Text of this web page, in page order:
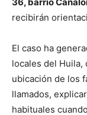
recibirán
El caso ha
locales del Huila,
ubicación de los
llamados,
habituales